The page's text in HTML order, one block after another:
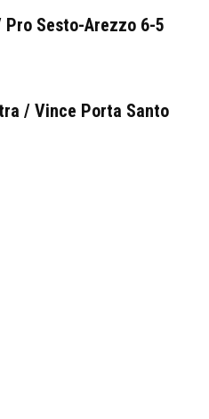
Pro Sesto-Arezzo 6-5
/ Vince Porta Santo